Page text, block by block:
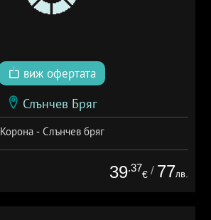
виж офертата
Слънчев Бряг
Корона - Слънчев бряг
39.37
€ / 77лв.